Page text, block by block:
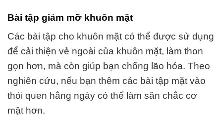
Bài tập giảm mỡ khuôn mặt
Các bài tập cho khuôn mặt có thể được sử dụng
để cải thiện vẻ ngoài của khuôn mặt, làm thon
gọn hơn, mà còn giúp bạn chống lão hóa. Theo
nghiên cứu, nếu bạn thêm các bài tập mặt vào
thói quen hằng ngày có thể làm săn chắc cơ
mặt hơn.